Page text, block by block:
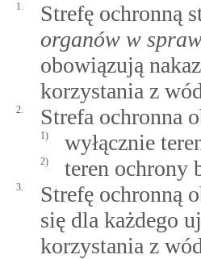
1.
Strefę ochronną
organów w
obowiązują
korzystania z
2. Strefa ochronna
1) wyłącznie
2) teren ochrony
3.
Strefę ochronną
się dla każdego
korzystania z